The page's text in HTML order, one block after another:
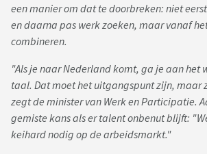
een manier om dat te doorbreken: niet
en daarna pas werk zoeken, maar vanaf
combineren.
"Als je naar Nederland komt, ga je aan het
taal. Dat moet het uitgangspunt zijn, maar
zegt de minister van Werk en Participatie.
gemiste kans als er talent onbenut blijft:
keihard nodig op de arbeidsmarkt."